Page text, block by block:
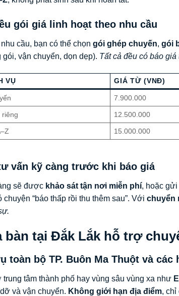
gói giá linh hoạt theo nhu cầu
cầu, bạn có thể chọn gói ghép chuyến, gói
gói, vận chuyển, dọn dẹp). Tất cả đều có báo
VỤ GIÁ TỪ (VNĐ)
7.900.000
riêng 12.500.000
15.000.000
vấn kỹ càng trước khi báo giá
sẽ được khảo sát tận nơi miễn phí, hoặc
chuyện “báo thấp rồi thu thêm sau”. Với chuyển
bàn tại Đắk Lắk hỗ trợ
toàn bộ TP. Buôn Ma Thuột và các
trung tâm thành phố hay vùng sâu vùng xa như
và vận chuyển. Không giới hạn địa điểm, chỉ